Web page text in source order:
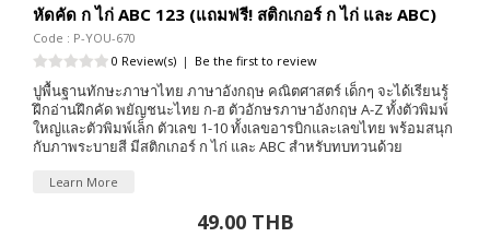
หัดคัด ก ไก่ ABC 123 (แถมฟรี! สติกเกอร์ ก ไก่ และ ABC)
Code : P-YOU-670
0 Review(s) | Be the first to review
ปูพื้นฐานทักษะภาษาไทย ภาษาอังกฤษ คณิตศาสตร์ เด็กๆ จะได้เรียนรู้
ฝึกอ่านฝึกคัด พยัญชนะไทย ก-ฮ ตัวอักษรภาษาอังกฤษ A-Z ทั้งตัวพิมพ์
ใหญ่และตัวพิมพ์เล็ก ตัวเลข 1-10 ทั้งเลขอารบิกและเลขไทย พร้อมสนุก
กับภาพระบายสี มีสติกเกอร์ ก ไก่ และ ABC สำหรับทบทวนด้วย
Learn More
49.00 THB